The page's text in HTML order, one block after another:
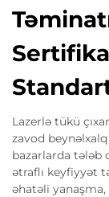
Lazerlə tükü
zavod
bazarlarda tələb
ətraflı keyfiyyət
əhatəli